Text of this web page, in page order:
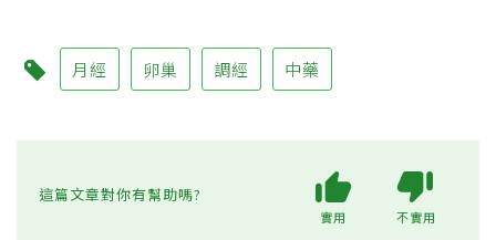
月經 卵巢 調經 中藥
這篇文章對你有幫助嗎?
實用 不實用